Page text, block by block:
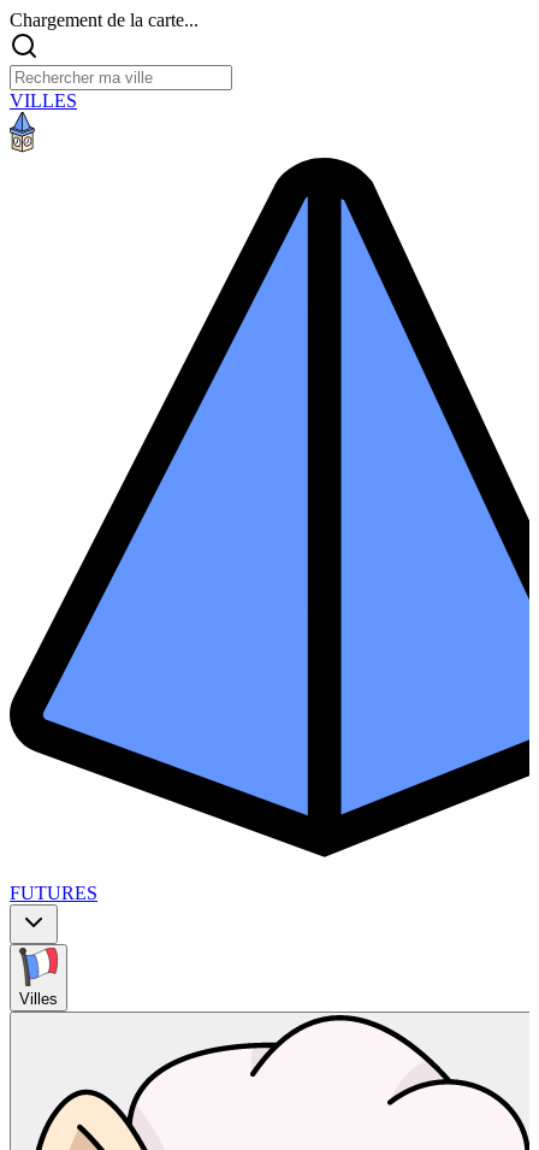
Chargement de la carte...
VILLES
FUTURES
Villes